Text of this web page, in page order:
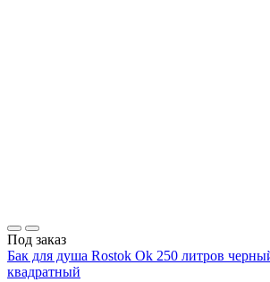
Под заказ
Бак для душа Rostok Ok 250 литров
квадратный